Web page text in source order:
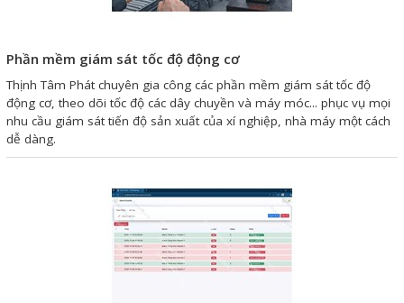
Phần mềm giám sát tốc độ động cơ
Thịnh Tâm Phát chuyên gia công các phần mềm giám sát tốc độ
động cơ, theo dõi tốc độ các dây chuyền và máy móc... phục vụ mọi
nhu cầu giám sát tiến độ sản xuất của xí nghiệp, nhà máy một cách
dễ dàng.
Motor Servo / Driver Servo
Cáp lập trình PLC - HMI -
Servo
Cân Điện Tử
truyền và lưu trữ dữ liệu
Thiết bị điều khiển và giám